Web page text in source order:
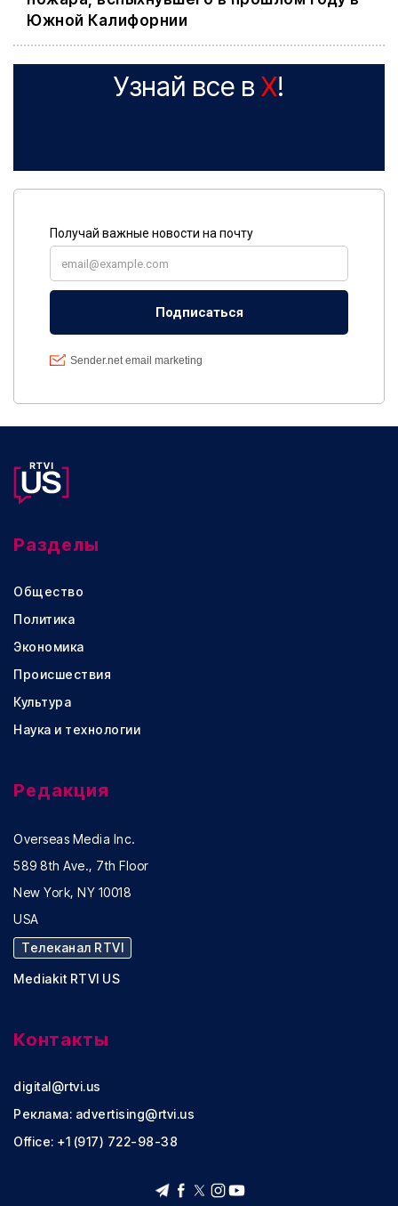
Южной Калифорнии
Узнай все в X!
Разделы
Общество
Политика
Экономика
Происшествия
Культура
Наука и технологии
Редакция
Overseas Media Inc.
589 8th Ave., 7th Floor
New York, NY 10018
USA
Телеканал RTVI
Mediakit RTVI US
Контакты
digital@rtvi.us
Реклама: advertising@rtvi.us
Office: +1 (917) 722-98-38